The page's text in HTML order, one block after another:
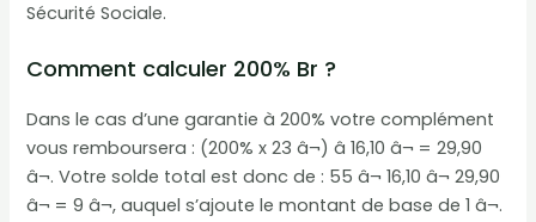
Sécurité Sociale.
Comment calculer 200% Br ?
Dans le cas d’une garantie à 200% votre complément
vous remboursera : (200% x 23 â¬) â 16,10 â¬ = 29,90
â¬. Votre solde total est donc de : 55 â¬ 16,10 â¬ 29,90
â¬ = 9 â¬, auquel s’ajoute le montant de base de 1 â¬.